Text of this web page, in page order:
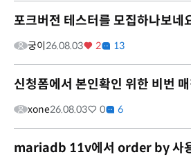
포크버전 테스터를 모집하나보네
궁이26.08.03 2 13
신청폼에서 본인확인 위한 비번
xone26.08.03 0 6
mariadb 11v에서 order by 사